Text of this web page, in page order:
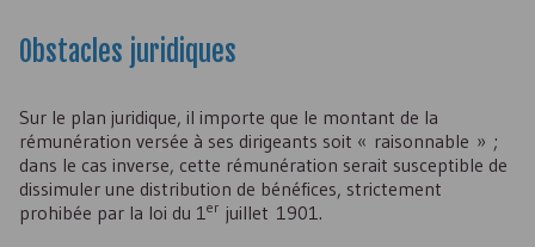
Obstacles juridiques
Sur le plan juridique, il importe que le montant de la
rémunération versée à ses dirigeants soit « raisonnable » ;
dans le cas inverse, cette rémunération serait susceptible de
dissimuler une distribution de bénéfices, strictement
prohibée par la loi du 1er juillet 1901.